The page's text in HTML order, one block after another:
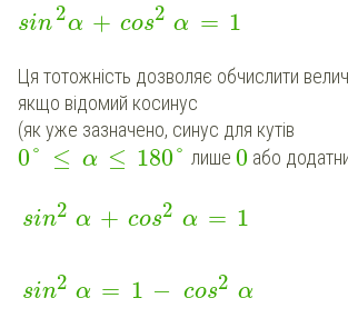
sin2α + cos2 α = 1
Ця тотожність дозволяє обчислити
якщо відомий косинус
(як уже зазначено, синус для кутів
0° ≤ α ≤ 180° лише 0 або
sin2 α + cos2 α = 1
sin2 α = 1 − cos2 α